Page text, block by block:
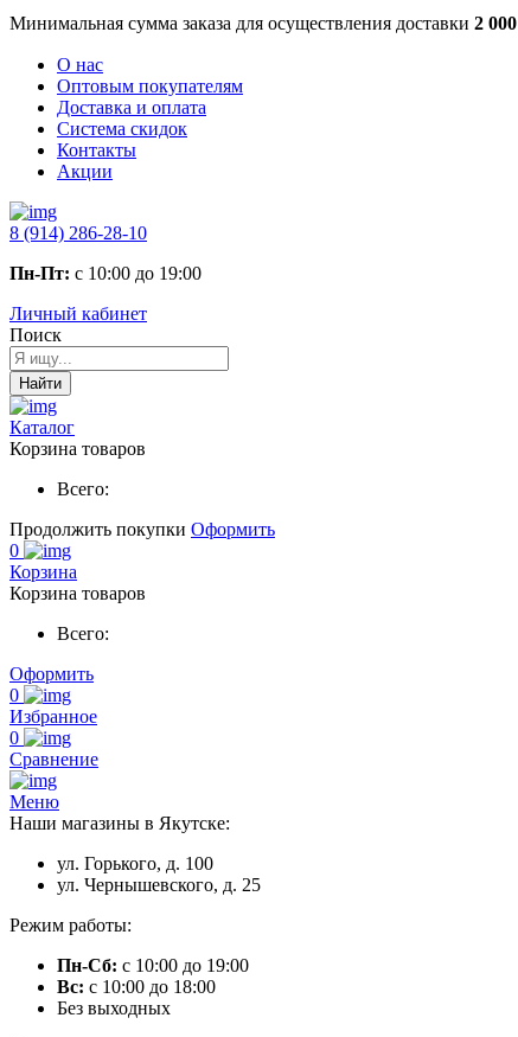
Минимальная сумма заказа для осуществления доставки 2 000
О нас
Оптовым покупателям
Доставка и оплата
Система скидок
Контакты
Акции
8 (914) 286-28-10
Пн-Пт: с 10:00 до 19:00
Личный кабинет
Поиск
Найти
Каталог
Корзина товаров
Всего:
Продолжить покупки Оформить
0
Корзина
Корзина товаров
Всего:
Оформить
0
Избранное
0
Сравнение
Меню
Наши магазины в Якутске:
ул. Горького, д. 100
ул. Чернышевского, д. 25
Режим работы:
Пн-Сб: с 10:00 до 19:00
Вс: с 10:00 до 18:00
Без выходных